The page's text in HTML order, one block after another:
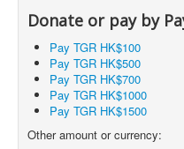
Donate or pay by
Pay TGR HK$100
Pay TGR HK$500
Pay TGR HK$700
Pay TGR HK$1000
Pay TGR HK$1500
Other amount or currency: